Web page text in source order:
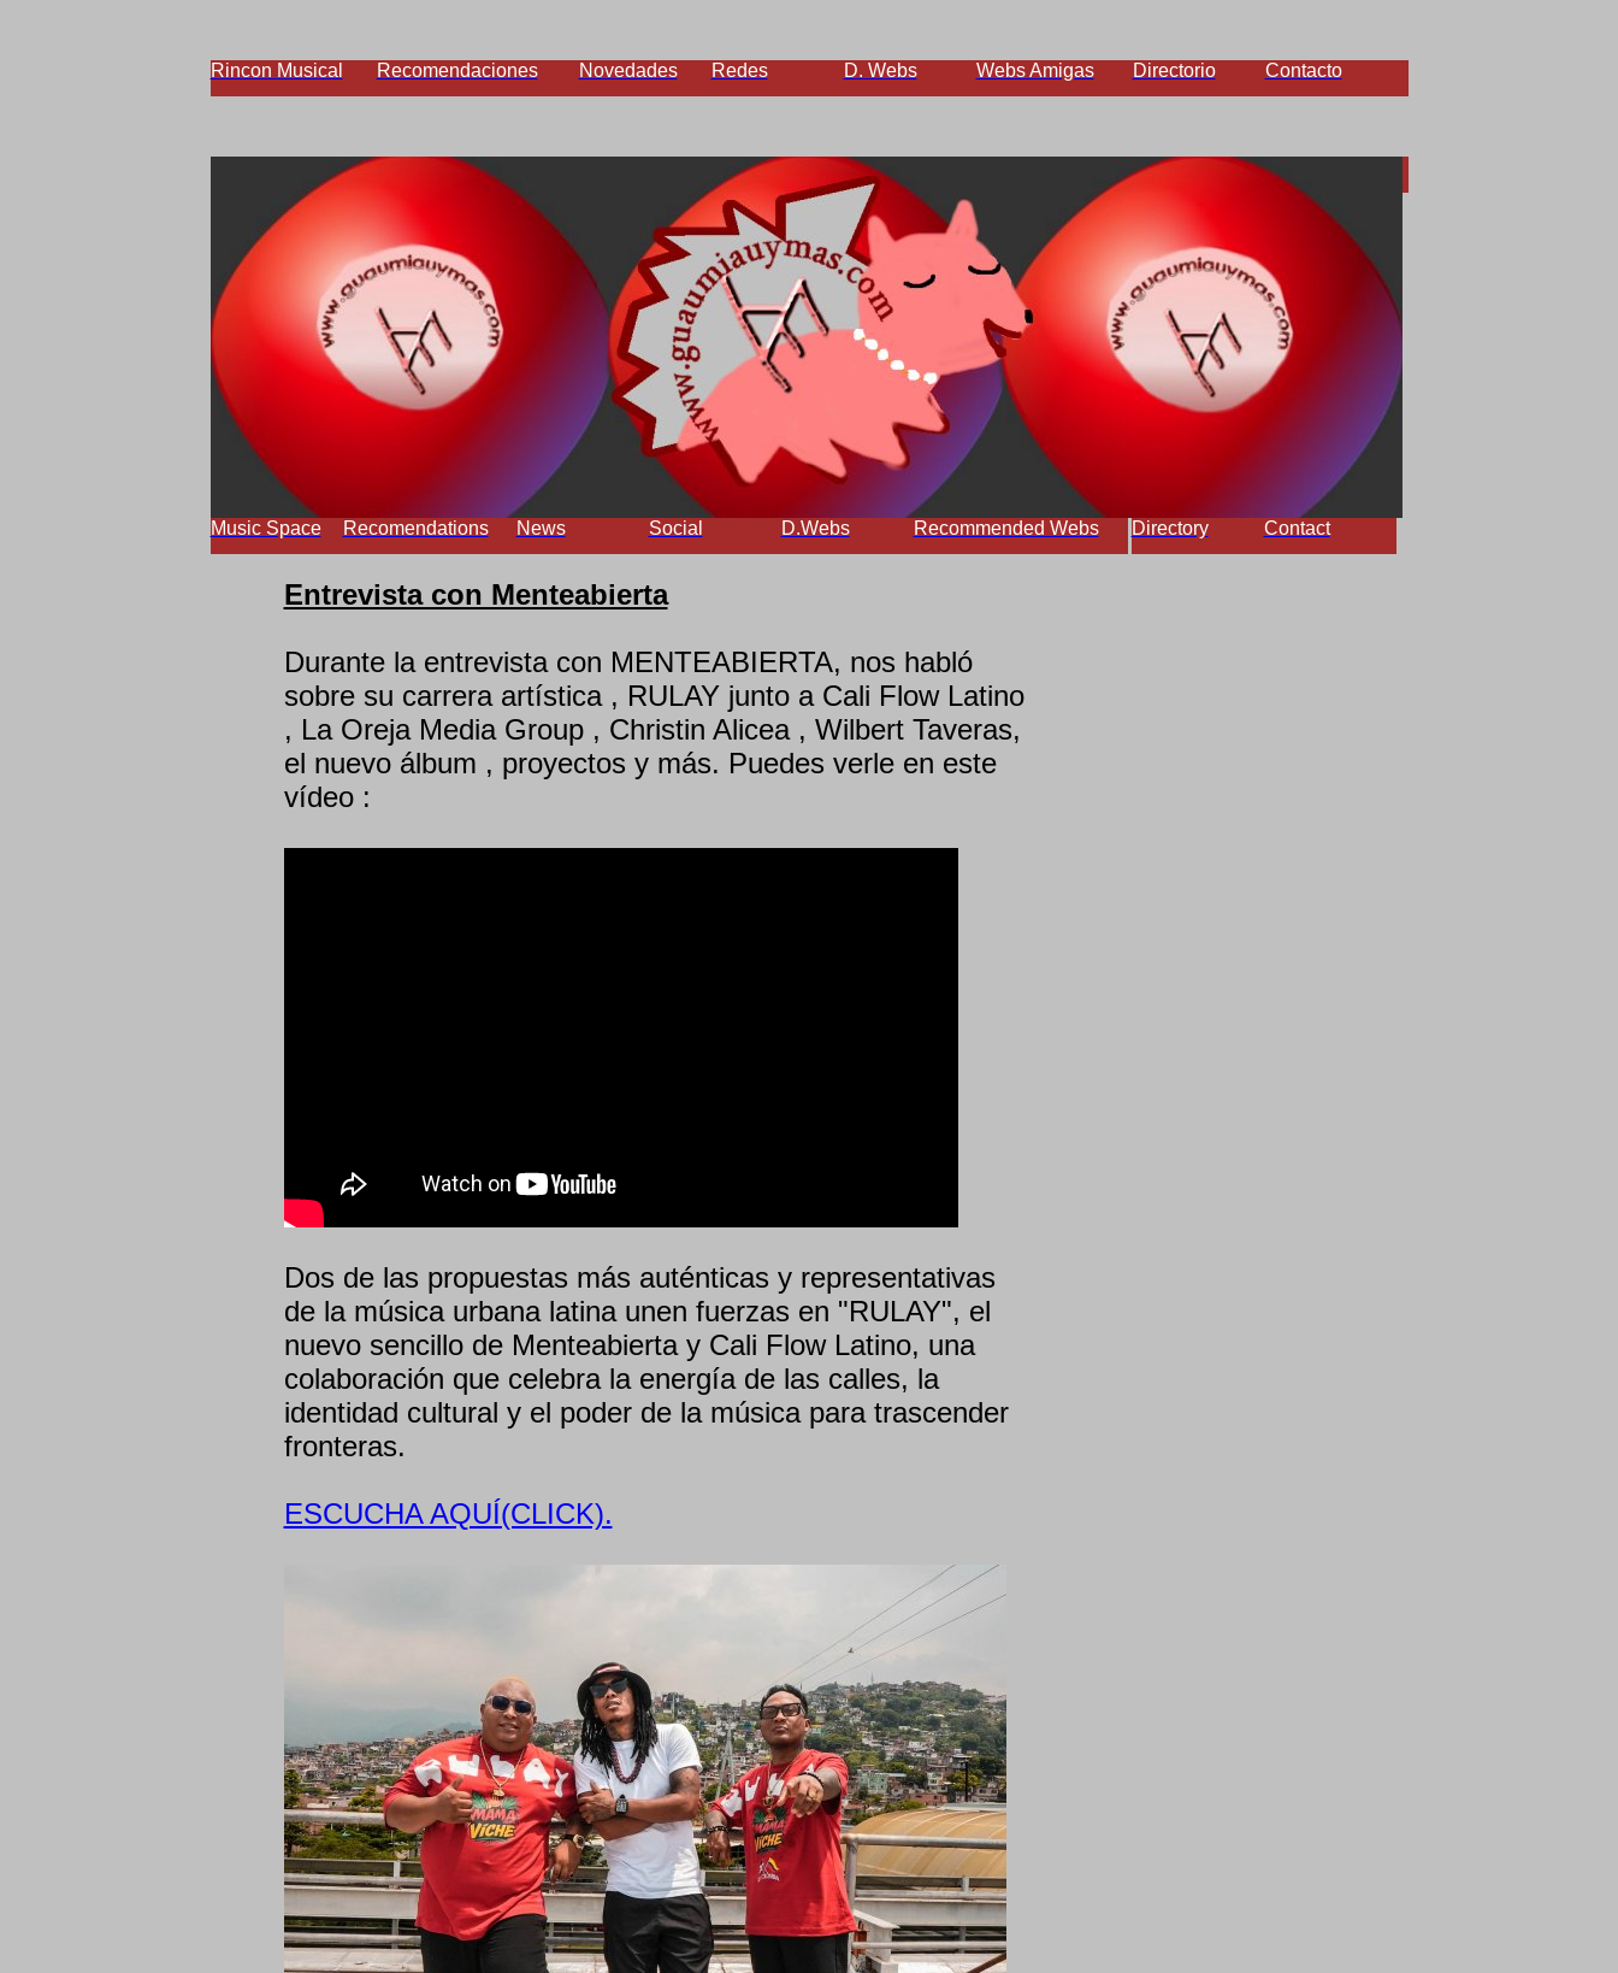
Rincon Musical Recomendaciones Novedades Redes D. Webs Webs Amigas Directorio Contacto
Music Space Recomendations News Social D.Webs Recommended Webs Directory Contact
Entrevista con Menteabierta
Durante la entrevista con MENTEABIERTA, nos habló
sobre su carrera artística , RULAY junto a Cali Flow Latino
, La Oreja Media Group , Christin Alicea , Wilbert Taveras,
el nuevo álbum , proyectos y más. Puedes verle en este
vídeo :
Dos de las propuestas más auténticas y representativas
de la música urbana latina unen fuerzas en "RULAY", el
nuevo sencillo de Menteabierta y Cali Flow Latino, una
colaboración que celebra la energía de las calles, la
identidad cultural y el poder de la música para trascender
fronteras.
ESCUCHA AQUÍ(CLICK).